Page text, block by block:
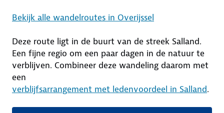
Bekijk alle wandelroutes in Overijssel
Deze route ligt in de buurt van de streek Salland.
Een fijne regio om een paar dagen in de natuur te
verblijven. Combineer deze wandeling daarom met
een
verblijfsarrangement met ledenvoordeel in Salland.